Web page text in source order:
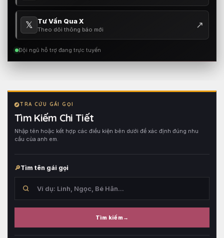
𝕏 Tư Vấn Qua X
Theo dõi thông báo mới ↗
Đội ngũ hỗ trợ đang trực tuyến
TRA CỨU GÁI GỌI
Tìm Kiếm Chi Tiết
Nhập tên hoặc kết hợp các điều kiện bên dưới để xác định đúng nhu
cầu của anh em.
Tìm tên gái gọi
Tìm kiếm